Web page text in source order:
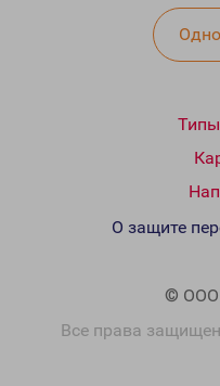
© ООО
Все права
О защите